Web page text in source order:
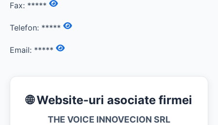
Fax: *****
Telefon: *****
Email: *****
🌐 Website-uri asociate firmei
THE VOICE INNOVECION SRL